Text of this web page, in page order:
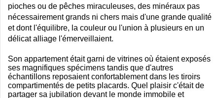
pioches ou de pêches miraculeuses, des minéraux pas
nécessairement grands ni chers mais d'une grande qualité
et dont l'équilibre, la couleur ou l'union à plusieurs en un
délicat alliage l'émerveillaient.
Son appartement était garni de vitrines où étaient exposés
ses magnifiques spécimens tandis que d'autres
échantillons reposaient confortablement dans les tiroirs
compartimentés de petits placards. Quel plaisir c'était de
partager sa jubilation devant le monde immobile et